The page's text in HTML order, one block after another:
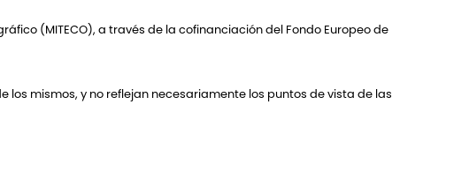
(MITECO), a través de la cofinanciación del Fondo Europeo de
mismos, y no reflejan necesariamente los puntos de vista de las